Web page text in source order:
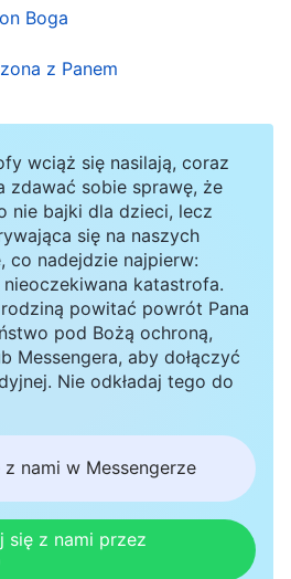
ale teraz
stanowiska byłaby
Boga się różni i Jego
to wciąż jedyny Bóg”.
w sensowną całość.
zaakceptować zmiany
„Nieważne, co
imieniu Pana Jezusa. Tak
Po spotkaniu
Li online.
odwiedziły mnie dwie
dni ostatecznych
Myślałam, że imię
Boga
z Panem
wciąż się nasilają, coraz
zdawać sobie sprawę, że
nie bajki dla dzieci, lecz
się na naszych
co nadejdzie najpierw:
katastrofa.
powitać powrót Pana
pod Bożą ochroną,
Messengera, aby dołączyć
Nie odkładaj tego do
z nami w Messengerze
się z nami przez